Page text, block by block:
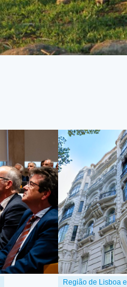
Região de Lisboa